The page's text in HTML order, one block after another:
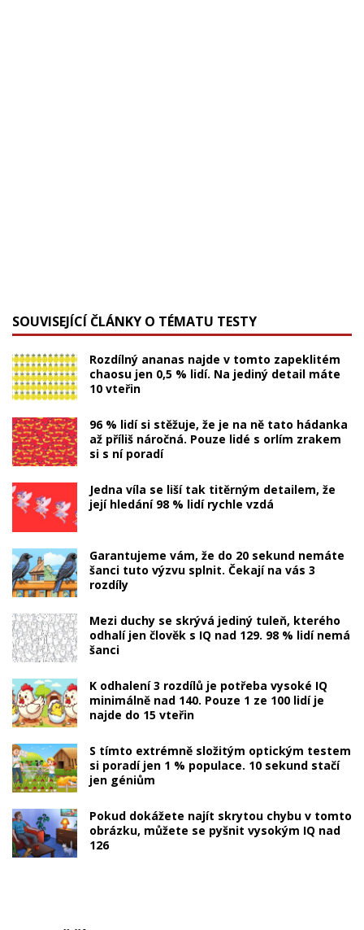
SOUVISEJÍCÍ ČLÁNKY O TÉMATU TESTY
Rozdílný ananas najde v tomto zapeklitém
chaosu jen 0,5 % lidí. Na jediný detail máte
10 vteřin
96 % lidí si stěžuje, že je na ně tato hádanka
až příliš náročná. Pouze lidé s orlím zrakem
si s ní poradí
Jedna víla se liší tak titěrným detailem, že
její hledání 98 % lidí rychle vzdá
Garantujeme vám, že do 20 sekund nemáte
šanci tuto výzvu splnit. Čekají na vás 3
rozdíly
Mezi duchy se skrývá jediný tuleň, kterého
odhalí jen člověk s IQ nad 129. 98 % lidí nemá
šanci
K odhalení 3 rozdílů je potřeba vysoké IQ
minimálně nad 140. Pouze 1 ze 100 lidí je
najde do 15 vteřin
S tímto extrémně složitým optickým testem
si poradí jen 1 % populace. 10 sekund stačí
jen géniům
Pokud dokážete najít skrytou chybu v tomto
obrázku, můžete se pyšnit vysokým IQ nad
126